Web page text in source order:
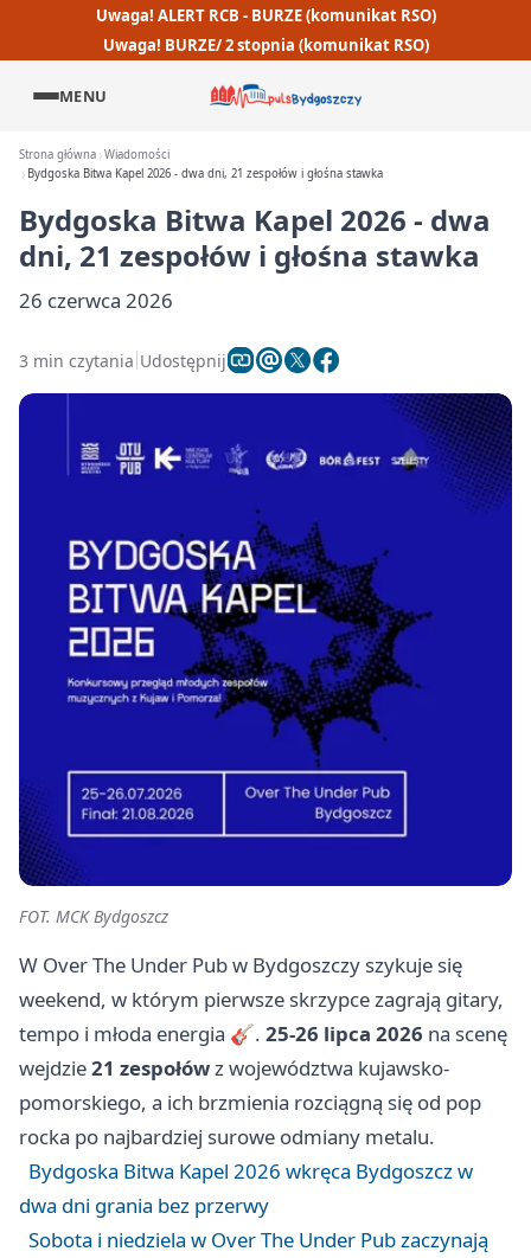
Uwaga! ALERT RCB - BURZE (komunikat RSO)
Uwaga! BURZE/ 2 stopnia (komunikat RSO)
MENU
Strona główna Wiadomości
Bydgoska Bitwa Kapel 2026 - dwa dni, 21 zespołów i głośna stawka
Bydgoska Bitwa Kapel 2026 - dwa
dni, 21 zespołów i głośna stawka
26 czerwca 2026
3 min czytania Udostępnij
FOT. MCK Bydgoszcz
W Over The Under Pub w Bydgoszczy szykuje się
weekend, w którym pierwsze skrzypce zagrają gitary,
tempo i młoda energia 🎸. 25-26 lipca 2026 na scenę
wejdzie21 zespołówz województwa kujawsko-
pomorskiego, a ich brzmienia rozciągną się od pop
rocka po najbardziej surowe odmiany metalu.
Bydgoska Bitwa Kapel 2026 wkręca Bydgoszcz w
dwa dni grania bez przerwy
Sobota i niedziela w Over The Under Pub zaczynają